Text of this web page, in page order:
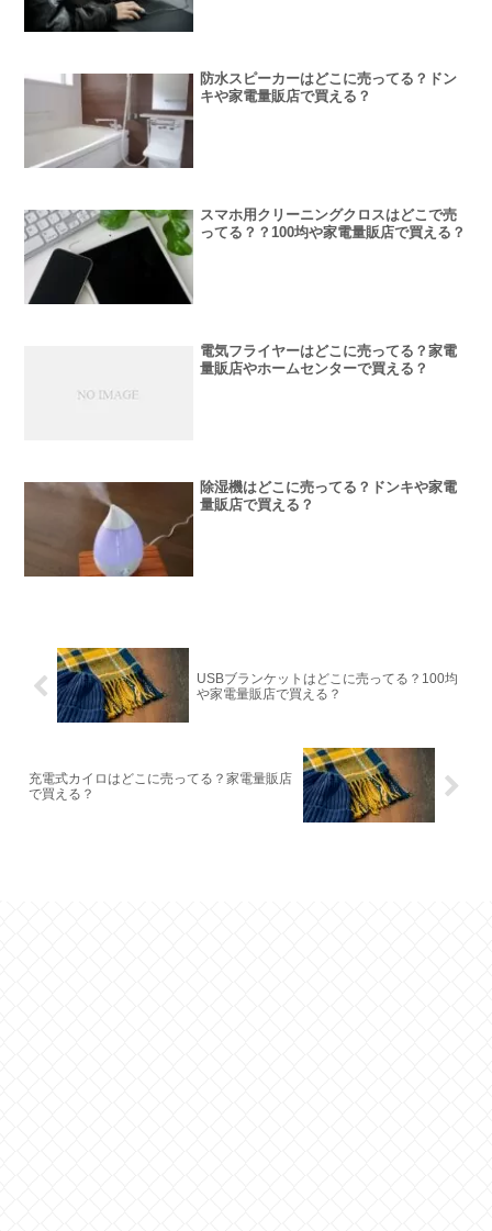
防水スピーカーはどこに売ってる？ドン
キや家電量販店で買える？
スマホ用クリーニングクロスはどこで売
ってる？？100均や家電量販店で買える？
電気フライヤーはどこに売ってる？家電
量販店やホームセンターで買える？
除湿機はどこに売ってる？ドンキや家電
量販店で買える？
USBブランケットはどこに売ってる？100均
や家電量販店で買える？
充電式カイロはどこに売ってる？家電量販店
で買える？